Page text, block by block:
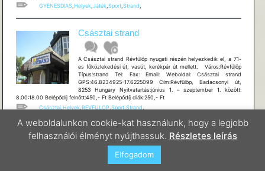
GYENESDIAS, Helyek, Játék, Sport, Strand
Császtai strand
A Császtai strand Révfülöp nyugati részén helyezkedik el, a 71-
es főközlekedési út, vasút, kerékpár út mellett. Város:Révfülöp
Típus:strand Tel: Fax: Email: Weboldal: Császtai strand
GPS:46.8234925-17.6225099 Cím:Révfülöp, Badacsonyi út,
8253 Hungary Nyitvatartás:június 1. – szeptember 1. között:
8.00:18.00 Belépődíj felnőtt:450,- Ft Belépődíj diák:250,- Ft
Császtai, Helyek, REVFULOP, Sport, Strand
BRIN-GARÁZS Kerékpárszaküzlet,
Szerviz és Kölcsönző
A weboldalunkon cookie-kat használunk, hogy a legjobb
felhasználói élményt nyújthassuk. Részletes leírás
Elfogadom